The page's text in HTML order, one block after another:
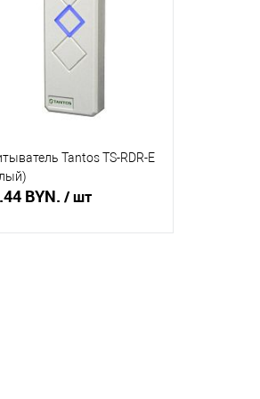
в 1 клик
Tantos TS-RDR-E
BYN. / шт